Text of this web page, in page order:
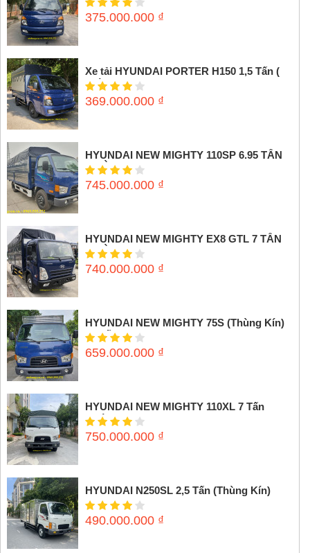
375.000.000 ₫
Xe tải HYUNDAI PORTER H150 1,5 Tấn (
Thùng mui bạt)
369.000.000 ₫
HYUNDAI NEW MIGHTY 110SP 6.95 TẤN
(THÙNG MUI BẠT)
745.000.000 ₫
HYUNDAI NEW MIGHTY EX8 GTL 7 TẤN
(THÙNG MUI BẠT)
740.000.000 ₫
HYUNDAI NEW MIGHTY 75S (Thùng Kín)
3,5 tấn
659.000.000 ₫
HYUNDAI NEW MIGHTY 110XL 7 Tấn
(Thùng mui bạt)
750.000.000 ₫
HYUNDAI N250SL 2,5 Tấn (Thùng Kín)
490.000.000 ₫